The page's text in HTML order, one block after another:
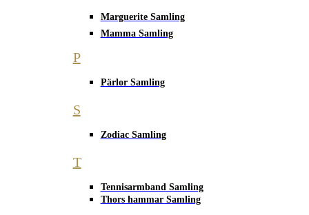
Marguerite Samling
Mamma Samling
P
Pärlor Samling
S
Zodiac Samling
T
Tennisarmband Samling
Thors hammar Samling